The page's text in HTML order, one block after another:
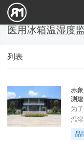
医用冰箱温湿度
列表
赤
测
为
温
全
供
品